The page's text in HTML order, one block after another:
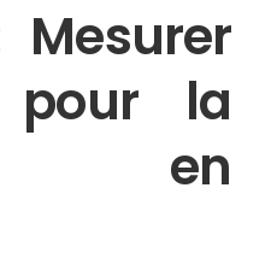
Mesurer
pour la
en